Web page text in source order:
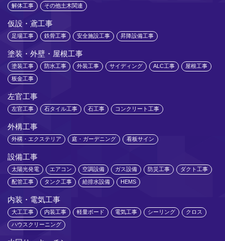
解体工事 その他土木関連
仮設・鳶工事
足場工事 鉄骨工事 安全施設工事 昇降設備工事
塗装・外壁・屋根工事
塗装工事 防水工事 外装工事 サイディング ALC工事 屋根工事
板金工事
左官工事
左官工事 石タイル工事 石工事 コンクリート工事
外構工事
外構・エクステリア 庭・ガーデニング 看板サイン
設備工事
太陽光発電 エアコン 空調設備 ガス設備 防災工事 ダクト工事
配管工事 タンク工事 給排水設備 HEMS
内装・電気工事
大工工事 内装工事 軽量ボード 電気工事 シーリング クロス
ハウスクリーニング